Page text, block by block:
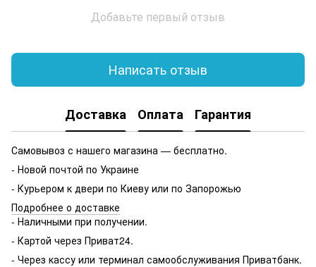
Добавьте первый отзыв
Написать отзыв
Доставка Оплата Гарантия
Самовывоз с нашего магазина — бесплатно.
- Новой почтой по Украине
- Курьером к двери по Киеву или по Запорожью
Подробнее о доставке
- Наличными при получении.
- Картой через Приват24.
- Через кассу или терминал самообслуживания Приватбанк.